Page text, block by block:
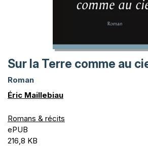
Sur la Terre comme au
Roman
Éric Maillebiau
Romans & récits
ePUB
216,8 KB